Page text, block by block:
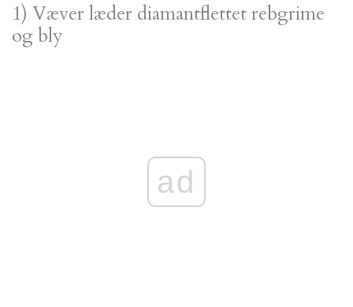
1) Væver læder diamantflettet rebgrime
og bly
ad